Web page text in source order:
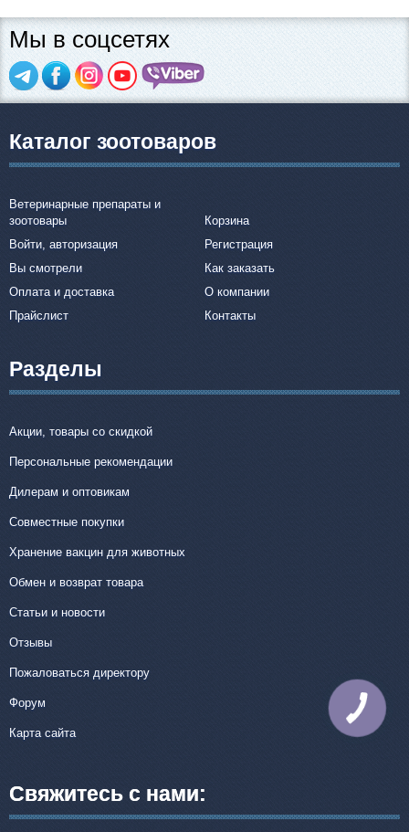
Мы в соцсетях
Каталог зоотоваров
Ветеринарные препараты и
зоотовары
Корзина
Войти, авторизация
Регистрация
Вы смотрели
Как заказать
Оплата и доставка
О компании
Прайслист
Контакты
Разделы
Акции, товары со скидкой
Персональные рекомендации
Дилерам и оптовикам
Совместные покупки
Хранение вакцин для животных
Обмен и возврат товара
Статьи и новости
Отзывы
Пожаловаться директору
Форум
Карта сайта
Свяжитесь с нами:
КНОПКА
СВЯЗИ